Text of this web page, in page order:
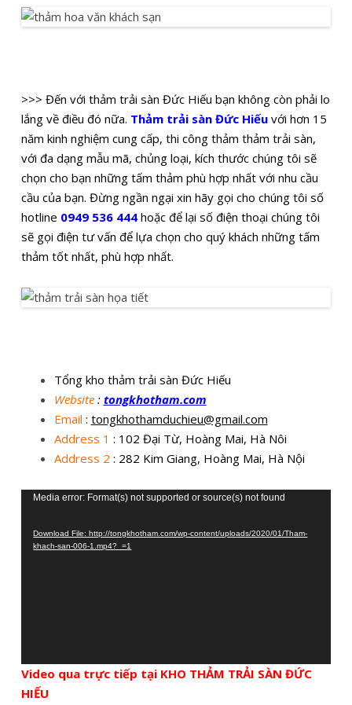
>>> Đến với thảm trải sàn Đức Hiếu bạn không còn phải lo
lắng về điều đó nữa. Thảm trải sàn Đức Hiếu với hơn 15
năm kinh nghiệm cung cấp, thi công thảm thảm trải sàn,
với đa dạng mẫu mã, chủng loại, kích thước chúng tôi sẽ
chọn cho bạn những tấm thảm phù hợp nhất với nhu cầu
cầu của bạn. Đừng ngần ngại xin hãy gọi cho chúng tôi số
hotline 0949 536 444 hoặc để lại số điện thoại chúng tôi
sẽ gọi điện tư vấn để lựa chọn cho quý khách những tấm
thảm tốt nhất, phù hợp nhất.
Tổng kho thảm trải sàn Đức Hiếu
Website: tongkhotham.com
Email : tongkhothamduchieu@gmail.com
Address 1 : 102 Đại Từ, Hoàng Mai, Hà Nôi
Address 2 : 282 Kim Giang, Hoàng Mai, Hà Nội
Trình
Video
Media error: Format(s) not supported or source(s) not found
Download File: http://tongkhotham.com/wp-content/uploads/2020/01/Tham-
khach-san-006-1.mp4?_=1
Video qua trực tiếp tại KHO THẢM TRẢI SÀN ĐỨC
HIẾU